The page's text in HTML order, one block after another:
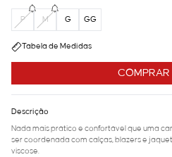
COMPRAR
P M G GG
Tabela de Medidas
Descrição
Nada mais prático e confortável que uma
ser coordenada com calças, blazers e
viscose.